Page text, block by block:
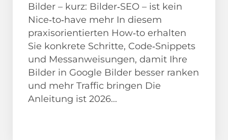
Bilder – kurz: Bilder‑SEO – ist kein
Nice‑to‑have mehr In diesem
praxisorientierten How‑to erhalten
Sie konkrete Schritte, Code‑Snippets
und Messanweisungen, damit Ihre
Bilder in Google Bilder besser ranken
und mehr Traffic bringen Die
Anleitung ist 2026...